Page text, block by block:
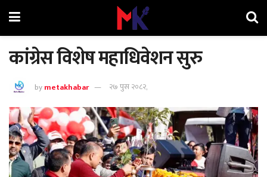
कांग्रेस विशेष महाधिवेशन सुरु
bymetakhabar २७ पुस २०८२,